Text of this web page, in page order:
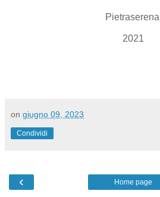
Pietraserena
2021
on giugno 09, 2023
Condividi
‹ Home page